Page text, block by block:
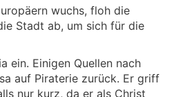
wuchs, floh die
Stadt ab, um sich für die
ein. Einigen Quellen nach
auf Piraterie zurück. Er griff
nur kurz, da er als Christ